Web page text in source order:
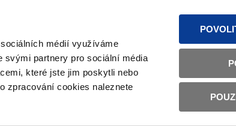
médií využíváme
svými partnery pro sociální média
které jste jim poskytli nebo
zpracování cookies naleznete
TEXTOVÁ